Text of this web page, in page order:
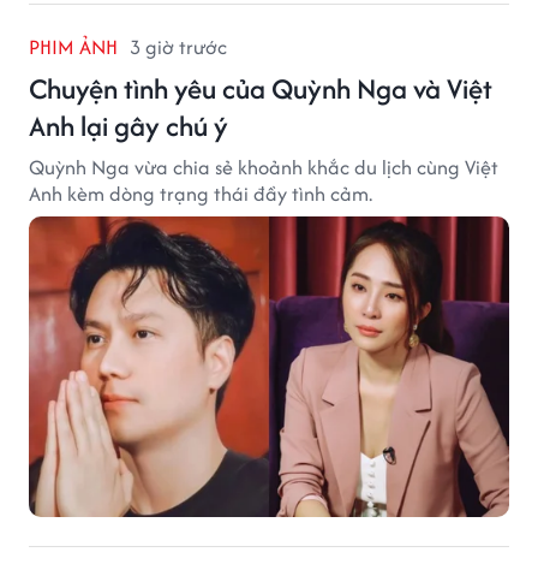
PHIM ẢNH 3 giờ trước
Chuyện tình yêu của Quỳnh Nga và Việt
Anh lại gây chú ý
Quỳnh Nga vừa chia sẻ khoảnh khắc du lịch cùng Việt
Anh kèm dòng trạng thái đầy tình cảm.